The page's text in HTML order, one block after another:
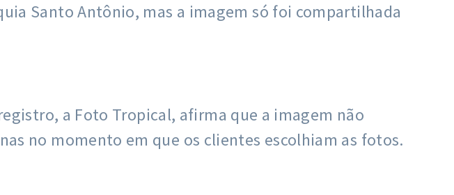
Santo Antônio, mas a imagem só foi compartilhada
a Foto Tropical, afirma que a imagem não
no momento em que os clientes escolhiam as fotos.